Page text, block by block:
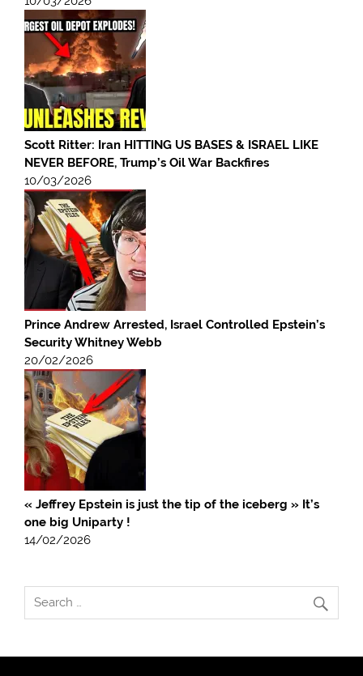
Scott Ritter: Iran HITTING US BASES & ISRAEL LIKE
NEVER BEFORE, Trump’s Oil War Backfires
10/03/2026
Prince Andrew Arrested, Israel Controlled Epstein’s
Security Whitney Webb
20/02/2026
« Jeffrey Epstein is just the tip of the iceberg » It’s
one big Uniparty !
14/02/2026